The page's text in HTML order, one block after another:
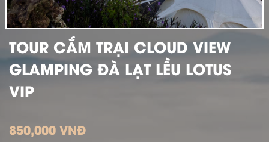
TOUR CẮM TRẠI CLOUD VIEW
GLAMPING ĐÀ LẠT LỀU LOTUS
VIP
850,000 VNĐ